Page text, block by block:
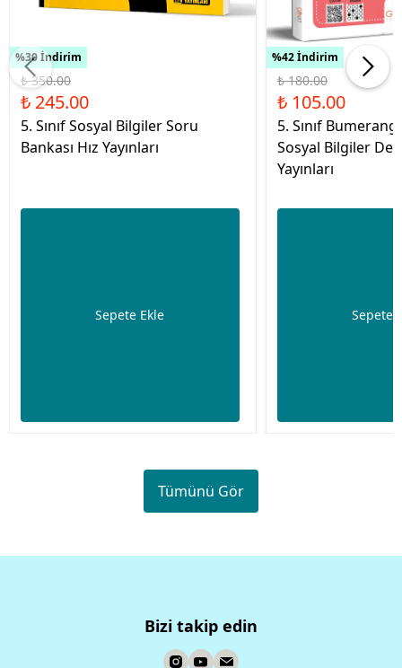
%30 İndirim
₺ 350.00
₺ 245.00
5. Sınıf Sosyal Bilgiler Soru
Bankası Hız Yayınları
Sepete Ekle
%42 İndirim
₺ 180.00
₺ 105.00
5. Sınıf
Sosyal Bilgiler
Yayınları
Sepete
Tümünü Gör
Bizi takip edin